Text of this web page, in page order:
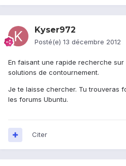
Kyser972
Posté(e) 13 décembre 2012
En faisant une rapide recherche
solutions de contournement.
Je te laisse chercher. Tu trouveras
les forums Ubuntu.
Citer